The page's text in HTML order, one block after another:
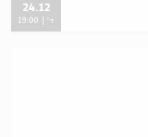
24.12
ד' | 19:00